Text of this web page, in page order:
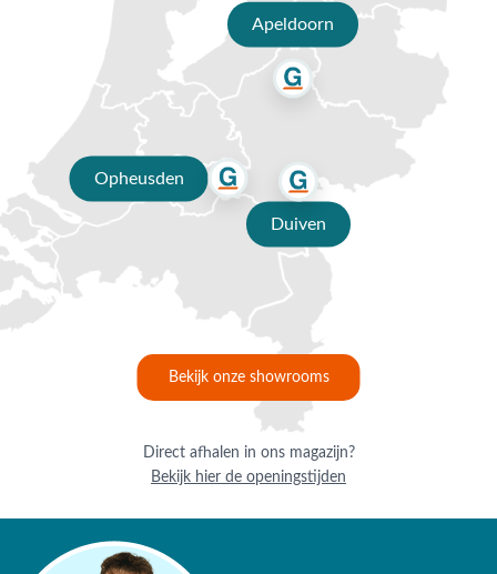
Apeldoorn
Opheusden
Duiven
Bekijk onze showrooms
Direct afhalen in ons magazijn?
Bekijk hier de openingstijden